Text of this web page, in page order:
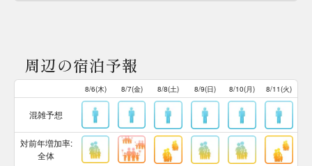
周辺の宿泊予報
8/6(木) 8/7(金) 8/8(土) 8/9(日) 8/10(月) 8/11(火)
混雑予想
対前年増加率:
全体